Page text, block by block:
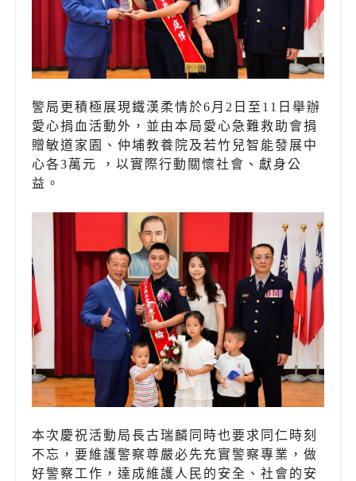
警局更積極展現鐵漢柔情於6月2日至11日舉辦
愛心捐血活動外，並由本局愛心急難救助會捐
贈敏道家園、仲埔教養院及若竹兒智能發展中
心各3萬元 ，以實際行動關懷社會、獻身公
益。
本次慶祝活動局長古瑞麟同時也要求同仁時刻
不忘，要維護警察尊嚴必先充實警察專業，做
好警察工作，達成維護人民的安全、社會的安